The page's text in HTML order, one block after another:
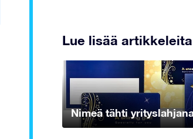
Lue lisää artikkeleita
Nimeä tähti